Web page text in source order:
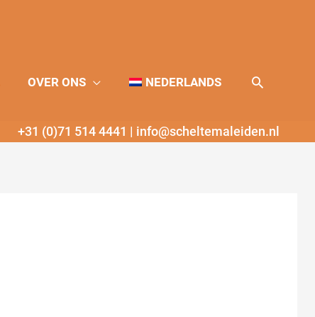
OVER ONS NEDERLANDS Zoeken
+31 (0)71 514 4441 | info@scheltemaleiden.nl